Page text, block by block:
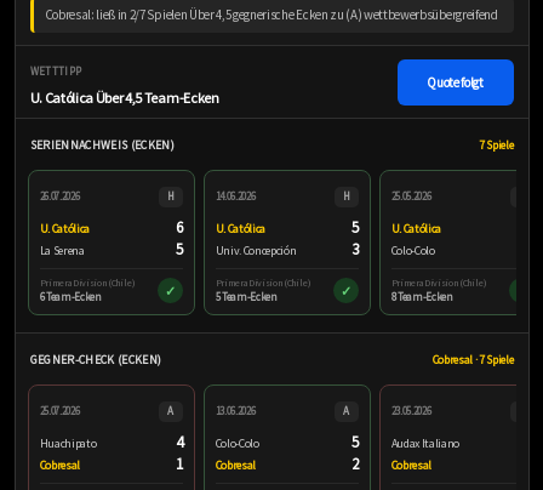
Cobresal: ließ in 2/7 Spielen Über 4,5 gegnerische Ecken zu (A) wettbewerbsübergreifend
WETTTIPP
U. Católica Über 4,5 Team-Ecken
Quote folgt
SERIENNACHWEIS (ECKEN) 7 Spiele
26.07.2026 H
U. Católica 6
La Serena 5
Primera Division (Chile)
6 Team-Ecken ✓
14.06.2026 H
U. Católica 5
Univ. Concepción 3
Primera Division (Chile)
5 Team-Ecken ✓
25.05.2026
U. Católica
Colo-Colo
Primera Division (Chile)
8 Team-Ecken
GEGNER-CHECK (ECKEN) Cobresal · 7 Spiele
25.07.2026 A
Huachipato 4
Cobresal 1
13.06.2026 A
Colo-Colo 5
Cobresal 2
23.05.2026
Audax Italiano
Cobresal